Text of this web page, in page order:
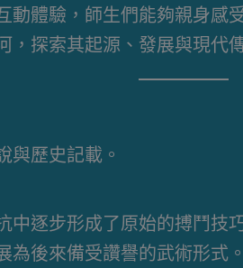
動體驗，師生們能夠親身感
探索其起源、發展與現代
與歷史記載。
逐步形成了原始的搏鬥技
後來備受讚譽的武術形式。